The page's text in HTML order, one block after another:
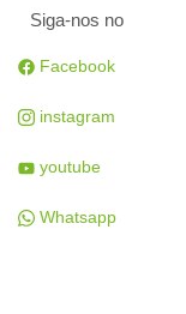
Siga-nos no
Facebook
instagram
youtube
Whatsapp